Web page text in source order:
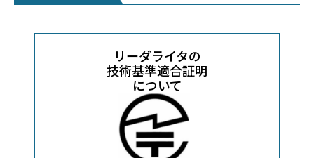
リーダライタの
技術基準適合証明
​​​​​​​について